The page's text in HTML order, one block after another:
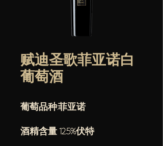
赋迪圣歌菲亚诺白
葡萄酒
葡萄品种:菲亚诺
酒精含量 12.5%伏特